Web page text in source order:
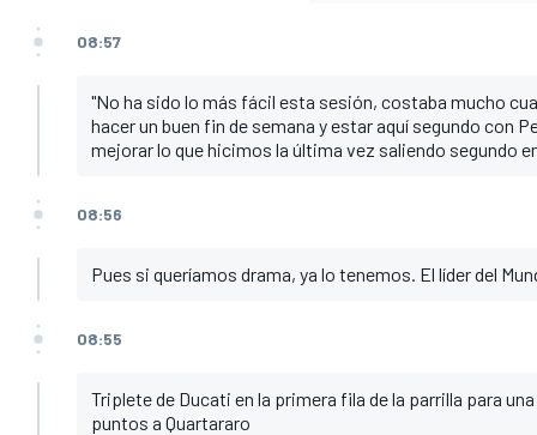
08:57
"No ha sido lo más fácil esta sesión, costaba mucho
hacer un buen fin de semana y estar aquí segundo con
mejorar lo que hicimos la última vez saliendo segundo
08:56
Pues si queríamos drama, ya lo tenemos. El líder del
08:55
Triplete de Ducati en la primera fila de la parrilla para
puntos a Quartararo